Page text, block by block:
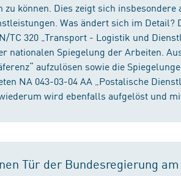
können. Dies zeigt sich
Was ändert sich im Detail?
TC 320 „Transport - Logistik und
nationalen Spiegelung der Arbeiten.
aufzulösen sowie die
NA 043-03-04 AA „Postalische
wird ebenfalls aufgelöst und
Tür der Bundesregierung am